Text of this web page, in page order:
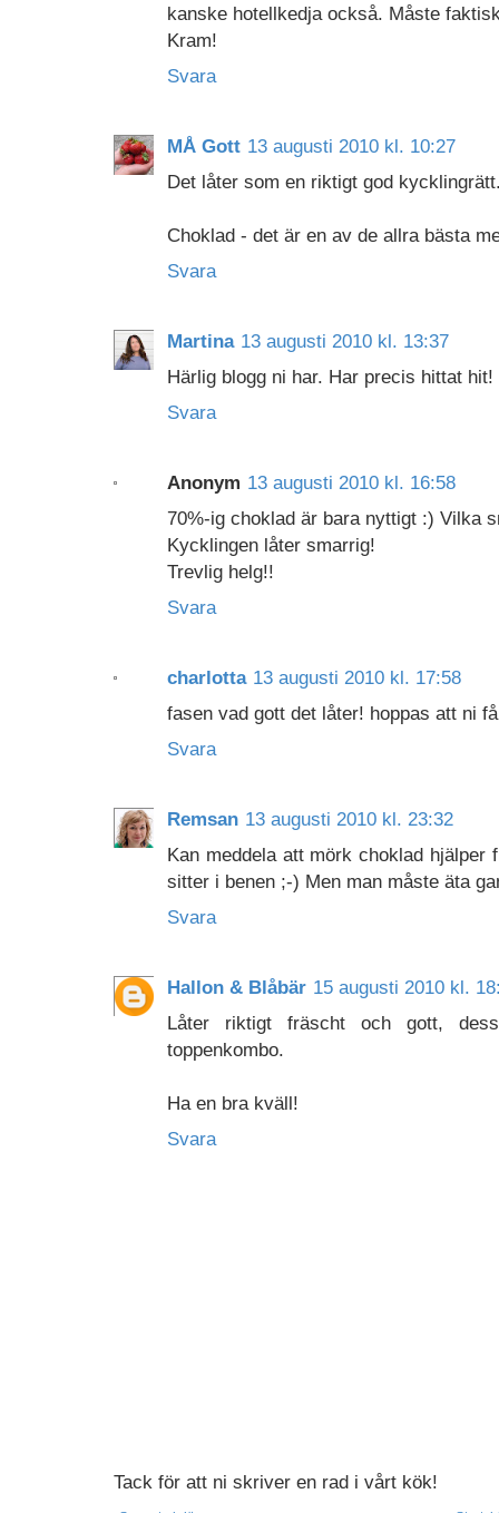
kanske hotellkedja också. Måste
Kram!
Svara
MÅ Gott 13 augusti 2010 kl. 10:27
Det låter som en riktigt god
Choklad - det är en av de allra bästa
Svara
Martina 13 augusti 2010 kl. 13:37
Härlig blogg ni har. Har precis hittat hit!
Svara
Anonym 13 augusti 2010 kl. 16:58
70%-ig choklad är bara nyttigt :) Vilka
Kycklingen låter smarrig!
Trevlig helg!!
Svara
charlotta 13 augusti 2010 kl. 17:58
fasen vad gott det låter! hoppas att ni
Svara
Remsan 13 augusti 2010 kl. 23:32
Kan meddela att mörk choklad
sitter i benen ;-) Men man måste äta
Svara
Hallon & Blåbär 15 augusti 2010 kl.
Låter riktigt fräscht och gott,
toppenkombo.
Ha en bra kväll!
Svara
Tack för att ni skriver en rad i vårt kök!